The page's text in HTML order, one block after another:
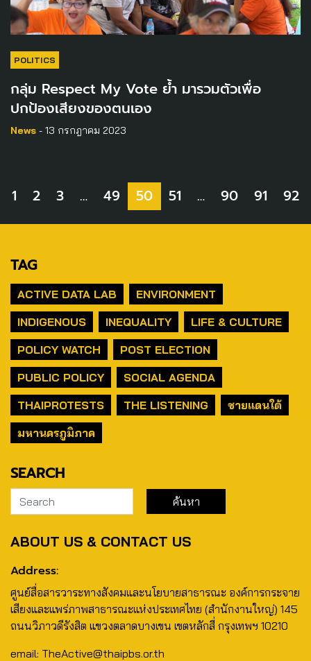
POLITICS
กลุ่ม Respect My Vote ย้ำ มารวมตัวเพื่อ
ปกป้องเสียงของตนเอง
News - 13 กรกฎาคม 2023
1 2 3 … 49 50 51 … 90 91 92
TAG
ACTIVE DATA LAB
ENVIRONMENT
INDIGENOUS
INEQUALITY
LIFE & CULTURE
POLICY WATCH
POST ELECTION
PUBLIC POLICY
SOCIAL AGENDA
THAIPROTESTS
THE LISTENING
ชายแดนใต้
มหานครภูมิภาค
SEARCH
ABOUT US & CONTACT US
Address:
ศูนย์สื่อสารวาระทางสังคมและนโยบายสาธารณะ องค์การกระจาย
เสียงและแพร่ภาพสาธารณะแห่งประเทศไทย (สำนักงานใหญ่) 145
ถนนวิภาวดีรังสิต แขวงตลาดบางเขน เขตหลักสี่ กรุงเทพฯ 10210
email: TheActive@thaipbs.or.th